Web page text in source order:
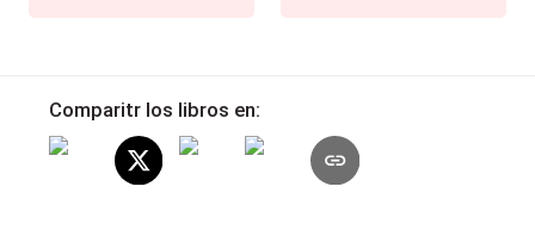
Comparitr los libros en: